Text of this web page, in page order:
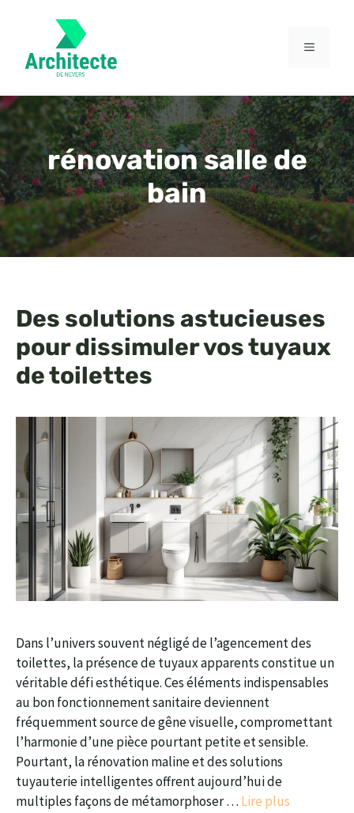
MENU
rénovation salle de
bain
Des solutions astucieuses
pour dissimuler vos tuyaux
de toilettes
Dans l’univers souvent négligé de l’agencement des
toilettes, la présence de tuyaux apparents constitue un
véritable défi esthétique. Ces éléments indispensables
au bon fonctionnement sanitaire deviennent
fréquemment source de gêne visuelle, compromettant
l’harmonie d’une pièce pourtant petite et sensible.
Pourtant, la rénovation maline et des solutions
tuyauterie intelligentes offrent aujourd’hui de
multiples façons de métamorphoser … Lire plus